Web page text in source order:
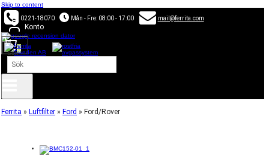
Skip to content
0221-18070 Mån - Fre: 08:00 - 17:00 mail@ferrita.com
Konto
0
Sök
×
Ferrita » Luftfilter » Ford » Ford/Rover